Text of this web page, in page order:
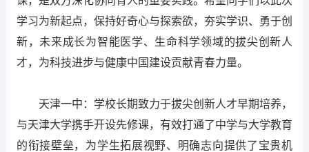
学习为新起点，保持好奇心与探索欲，夯实学识、勇于创
新，未来成长为智能医学、生命科学领域的拔尖创新人
才，为科技进步与健康中国建设贡献青春力量。
天津一中：学校长期致力于拔尖创新人才早期培养，
与天津大学携手开设先修课，有效打通了中学与大学教育
的衔接壁垒，为学生拓展视野、明确志向提供了宝贵机